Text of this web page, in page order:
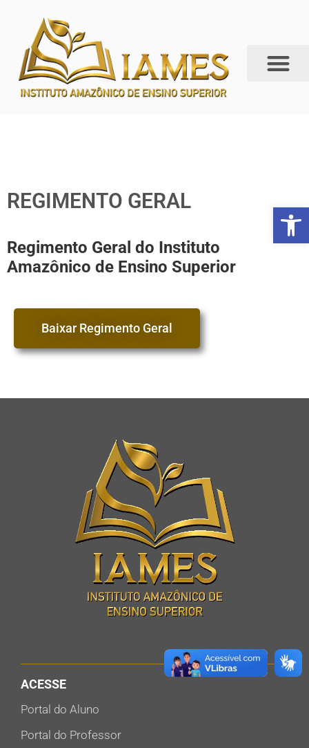
Abrir
REGIMENTO GERAL
Regimento Geral do Instituto
Amazônico de Ensino Superior
Baixar Regimento Geral
ACESSE
Portal do Aluno
Portal do Professor